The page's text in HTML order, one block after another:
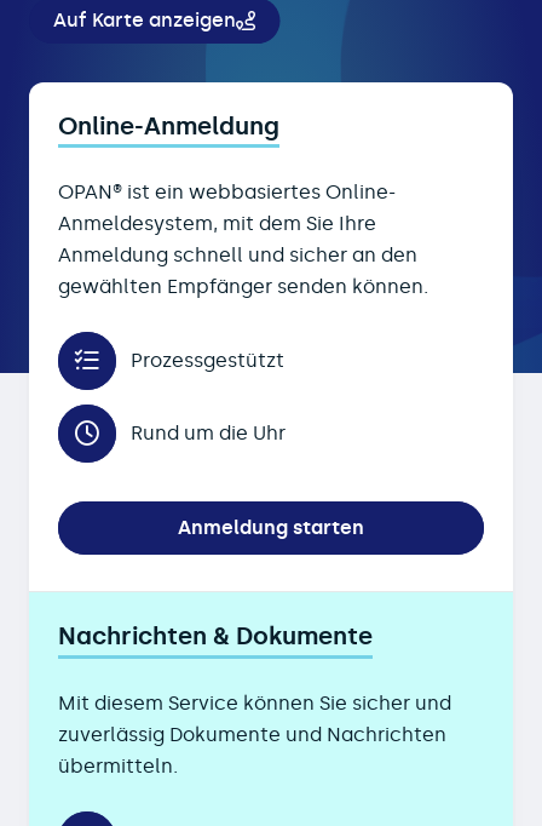
Auf Karte anzeigen
Online-Anmeldung
OPAN® ist ein webbasiertes Online-
Anmeldesystem, mit dem Sie Ihre
Anmeldung schnell und sicher an den
gewählten Empfänger senden können.
Prozessgestützt
Rund um die Uhr
Anmeldung starten
Nachrichten & Dokumente
Mit diesem Service können Sie sicher und
zuverlässig Dokumente und Nachrichten
übermitteln.